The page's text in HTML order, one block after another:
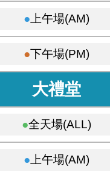
上午場(AM)
下午場(PM)
大禮堂
全天場(ALL)
上午場(AM)